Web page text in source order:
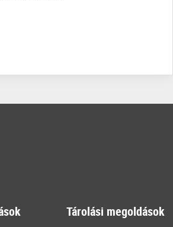
Tárolási megoldások